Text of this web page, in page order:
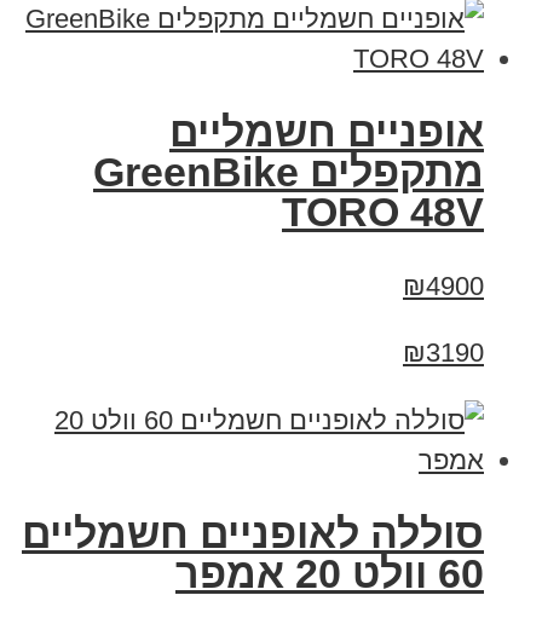
אופניים חשמליים
מתקפלים GreenBike
TORO 48V
₪4900
₪3190
סוללה לאופניים חשמליים
60 וולט 20 אמפר